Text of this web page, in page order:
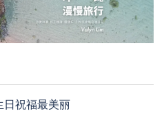
日祝福最美丽